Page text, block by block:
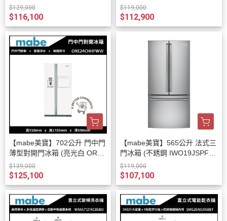
$129,000
$116,100
W)
$119,000
$112,900
【mabe美寶】702公升 門中門
薄型對開門冰箱 (亮光白 ORE2
4CHHFWW)
$139,000
$125,100
【mabe美寶】565公升 法式三
門冰箱 (不銹鋼 IWO19JSPFS
S)
$119,000
$107,100